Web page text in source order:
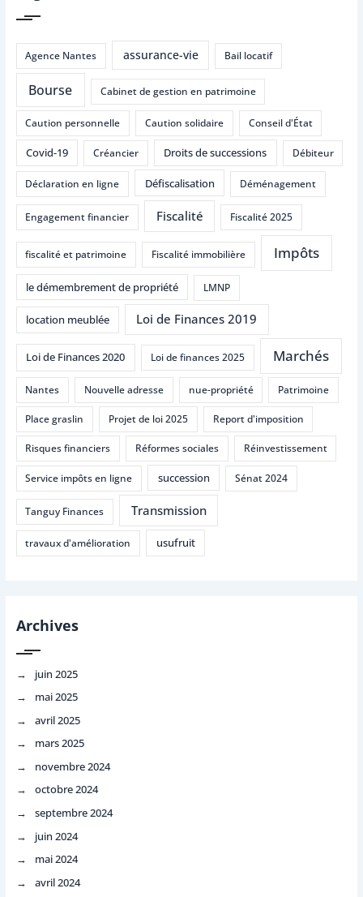
Agence Nantes assurance-vie Bail locatif
Bourse Cabinet de gestion en patrimoine
Caution personnelle Caution solidaire Conseil d'État
Covid-19 Créancier Droits de successions Débiteur
Déclaration en ligne Défiscalisation Déménagement
Engagement financier Fiscalité Fiscalité 2025
fiscalité et patrimoine Fiscalité immobilière Impôts
le démembrement de propriété LMNP
location meublée Loi de Finances 2019
Loi de Finances 2020 Loi de finances 2025 Marchés
Nantes Nouvelle adresse nue-propriété Patrimoine
Place graslin Projet de loi 2025 Report d'imposition
Risques financiers Réformes sociales Réinvestissement
Service impôts en ligne succession Sénat 2024
Tanguy Finances Transmission
travaux d'amélioration usufruit
Archives
juin 2025
mai 2025
avril 2025
mars 2025
novembre 2024
octobre 2024
septembre 2024
juin 2024
mai 2024
avril 2024